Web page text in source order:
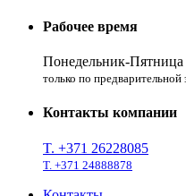
Рабочее время
Понедельник-Пятница
только по предварительной
Контакты компании
T. +371 26228085
T. +371 24888878